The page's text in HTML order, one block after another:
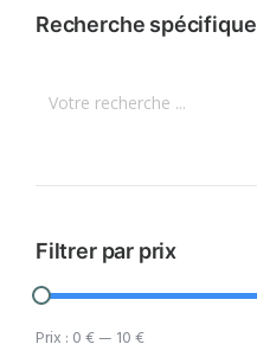
variations.
peuvent
la
du
produit
Recherche spécifique
Filtrer par prix
Prix : 0 €— 10 €